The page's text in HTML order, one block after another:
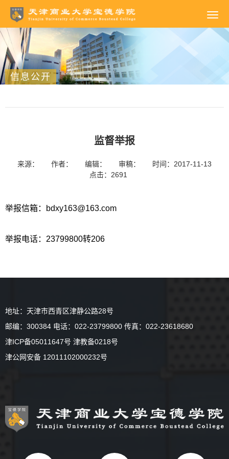
信息公开
监督举报
来源： 作者： 编辑： 审稿：
时间：2017-11-13
点击： 2691
举报信箱： bdxy163@163.com
举报电话：23799800转206
地址：天津市西青区津静公路28号
邮编：300384 电话：022-23799800 传真：022-23618680
津ICP备05011647号 津教备0218号
津公网安备 12011102000232号